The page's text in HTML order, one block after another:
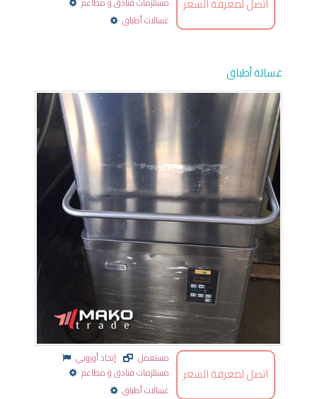
غسالات أطباق
غسالة أطباق
اتصل لمعرفة السعر
مستعمل
إتحاد أوروبي
مستلزمات فنادق و مطاعم
غسالات أطباق